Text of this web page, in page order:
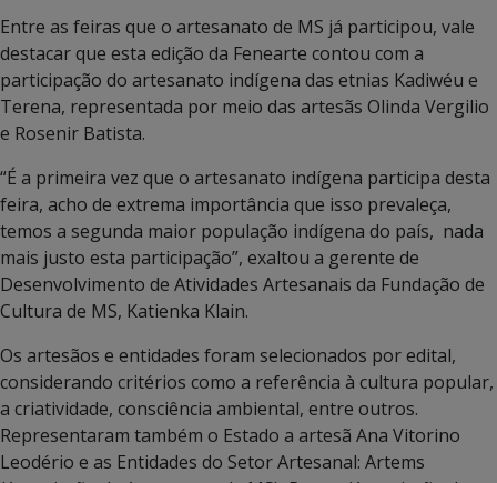
Entre as feiras que o artesanato de MS já participou, vale
destacar que esta edição da Fenearte contou com a
participação do artesanato indígena das etnias Kadiwéu e
Terena, representada por meio das artesãs Olinda Vergilio
e Rosenir Batista.
“É a primeira vez que o artesanato indígena participa desta
feira, acho de extrema importância que isso prevaleça,
temos a segunda maior população indígena do país, nada
mais justo esta participação”, exaltou a gerente de
Desenvolvimento de Atividades Artesanais da Fundação de
Cultura de MS, Katienka Klain.
Os artesãos e entidades foram selecionados por edital,
considerando critérios como a referência à cultura popular,
a criatividade, consciência ambiental, entre outros.
Representaram também o Estado a artesã Ana Vitorino
Leodério e as Entidades do Setor Artesanal: Artems